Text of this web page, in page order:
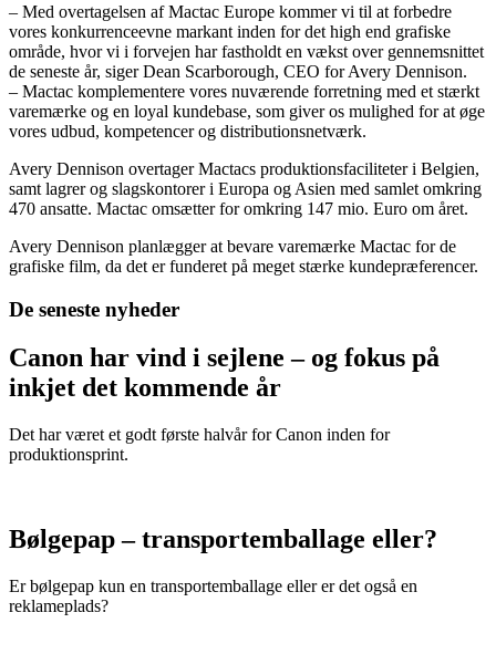
– Med overtagelsen af Mactac Europe kommer vi til at forbedre
vores konkurrenceevne markant inden for det high end grafiske
område, hvor vi i forvejen har fastholdt en vækst over gennemsnittet
de seneste år, siger Dean Scarborough, CEO for Avery Dennison.
– Mactac komplementere vores nuværende forretning med et stærkt
varemærke og en loyal kundebase, som giver os mulighed for at øge
vores udbud, kompetencer og distributionsnetværk.
Avery Dennison overtager Mactacs produktionsfaciliteter i Belgien,
samt lagrer og slagskontorer i Europa og Asien med samlet omkring
470 ansatte. Mactac omsætter for omkring 147 mio. Euro om året.
Avery Dennison planlægger at bevare varemærke Mactac for de
grafiske film, da det er funderet på meget stærke kundepræferencer.
De seneste nyheder
Canon har vind i sejlene – og fokus på
inkjet det kommende år
Det har været et godt første halvår for Canon inden for
produktionsprint.
Bølgepap – transportemballage eller?
Er bølgepap kun en transportemballage eller er det også en
reklameplads?